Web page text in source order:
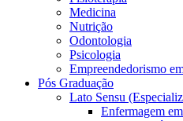
Medicina
Nutrição
Odontologia
Psicologia
Empreendedorismo
Pós Graduação
Lato Sensu
Enfermagem